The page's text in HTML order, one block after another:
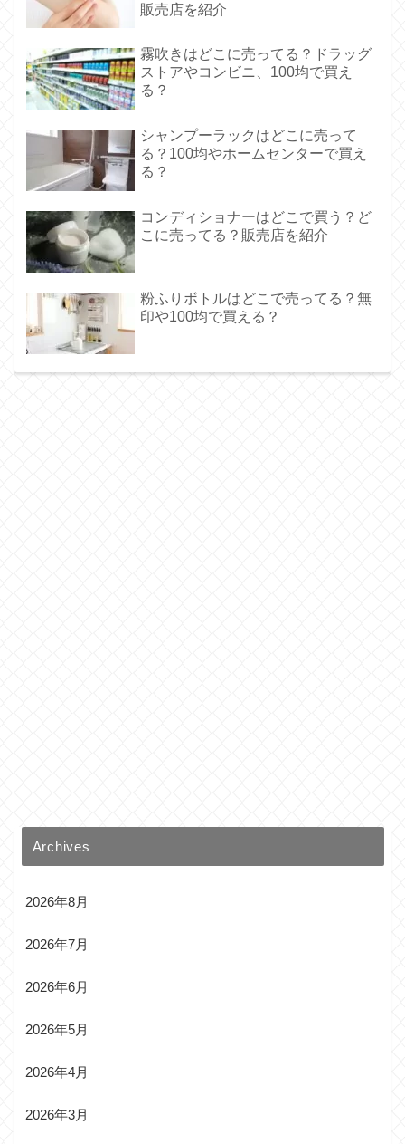
販売店を紹介
霧吹きはどこに売ってる？ドラッグ
ストアやコンビニ、100均で買え
る？
シャンプーラックはどこに売って
る？100均やホームセンターで買え
る？
コンディショナーはどこで買う？ど
こに売ってる？販売店を紹介
粉ふりボトルはどこで売ってる？無
印や100均で買える？
Archives
2026年8月
2026年7月
2026年6月
2026年5月
2026年4月
2026年3月